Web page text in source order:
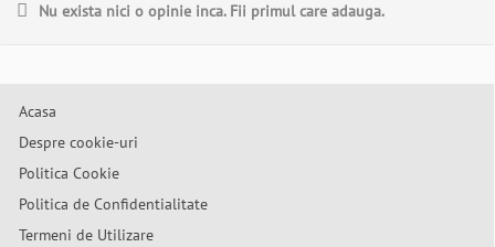
Nu exista nici o opinie inca. Fii primul care adauga.
Acasa
Despre cookie-uri
Politica Cookie
Politica de Confidentialitate
Termeni de Utilizare